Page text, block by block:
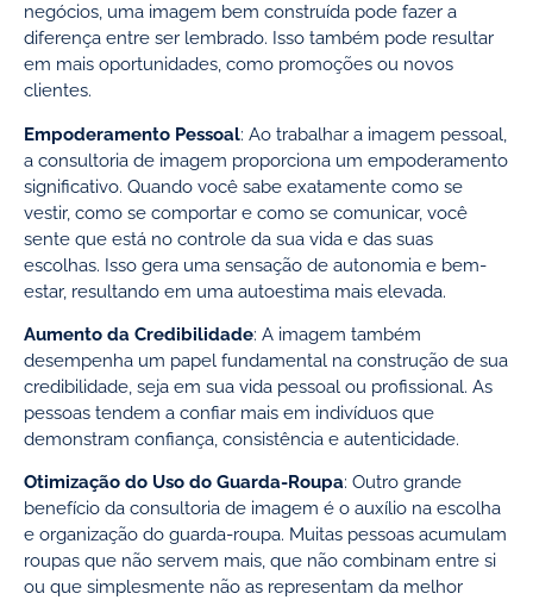
negócios, uma imagem bem construída pode fazer a
diferença entre ser lembrado. Isso também pode resultar
em mais oportunidades, como promoções ou novos
clientes.
Empoderamento Pessoal: Ao trabalhar a imagem pessoal,
a consultoria de imagem proporciona um empoderamento
significativo. Quando você sabe exatamente como se
vestir, como se comportar e como se comunicar, você
sente que está no controle da sua vida e das suas
escolhas. Isso gera uma sensação de autonomia e bem-
estar, resultando em uma autoestima mais elevada.
Aumento da Credibilidade: A imagem também
desempenha um papel fundamental na construção de sua
credibilidade, seja em sua vida pessoal ou profissional. As
pessoas tendem a confiar mais em indivíduos que
demonstram confiança, consistência e autenticidade.
Otimização do Uso do Guarda-Roupa: Outro grande
benefício da consultoria de imagem é o auxílio na escolha
e organização do guarda-roupa. Muitas pessoas acumulam
roupas que não servem mais, que não combinam entre si
ou que simplesmente não as representam da melhor